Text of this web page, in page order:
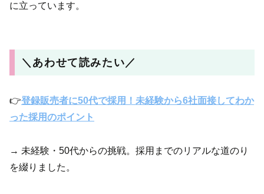
に立っています。
＼あわせて読みたい／
👉登録販売者に50代で採用！未経験から6社面接してわか
った採用のポイント
→ 未経験・50代からの挑戦。採用までのリアルな道のり
を綴りました。